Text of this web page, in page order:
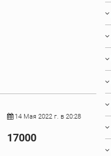
14 Мая 2022 г. в 20:28
17000